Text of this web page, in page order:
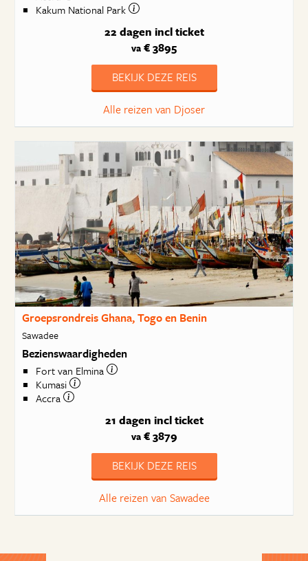
Kakum National Park
22 dagen incl ticket
va € 3895
BEKIJK DEZE REIS
Alle reizen van Djoser
Groepsrondreis Ghana, Togo en Benin
Sawadee
Bezienswaardigheden
Fort van Elmina
Kumasi
Accra
21 dagen incl ticket
va€ 3879
BEKIJK DEZE REIS
Alle reizen van Sawadee